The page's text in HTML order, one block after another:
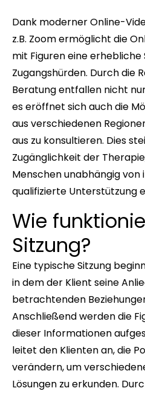
Dank moderner Online-
z.B. Zoom ermöglicht die
mit Figuren eine erhebliche
Zugangshürden. Durch die
Beratung entfallen nicht
es eröffnet sich auch die
aus verschiedenen
aus zu konsultieren. Dies
Zugänglichkeit der
Menschen unabhängig
qualifizierte Unterstützung
Wie
Sitzung?
Eine typische Sitzung
in dem der Klient seine
betrachtenden
Anschließend werden die
dieser Informationen
leitet den Klienten an, die
verändern, um
Lösungen zu erkunden.